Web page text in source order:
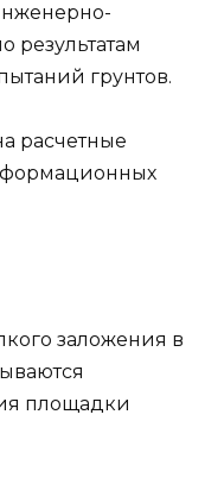
результатам
грунтов.
расчетные
заложения в
площадки